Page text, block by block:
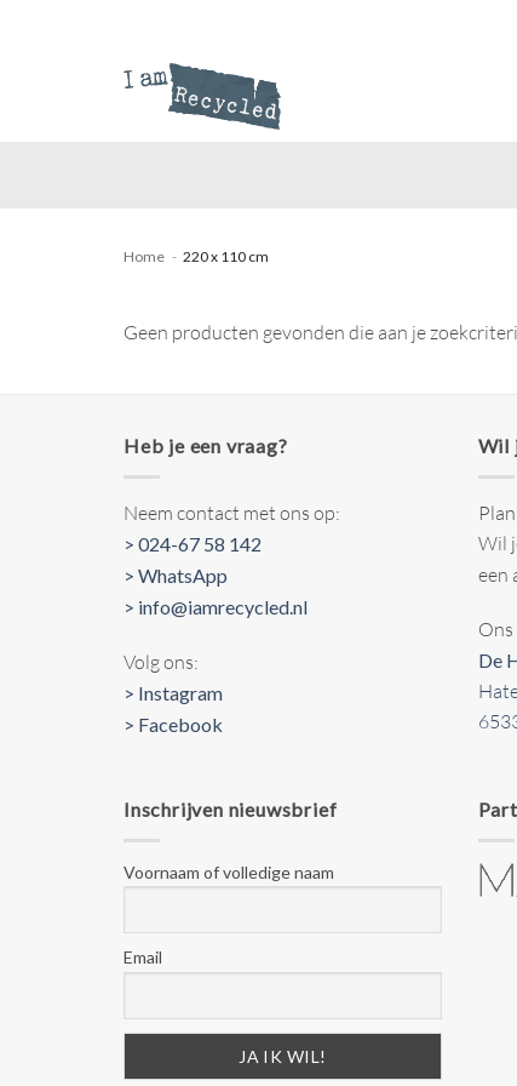
Home - 220 x 110 cm
Geen producten gevonden die aan je
Heb je een vraag?
Neem contact met ons op:
> 024-67 58 142
> WhatsApp
> info@iamrecycled.nl
Volg ons:
> Instagram
> Facebook
Wil
Wil
een
Ons
De
Inschrijven nieuwsbrief
Voornaam of volledige naam
Email